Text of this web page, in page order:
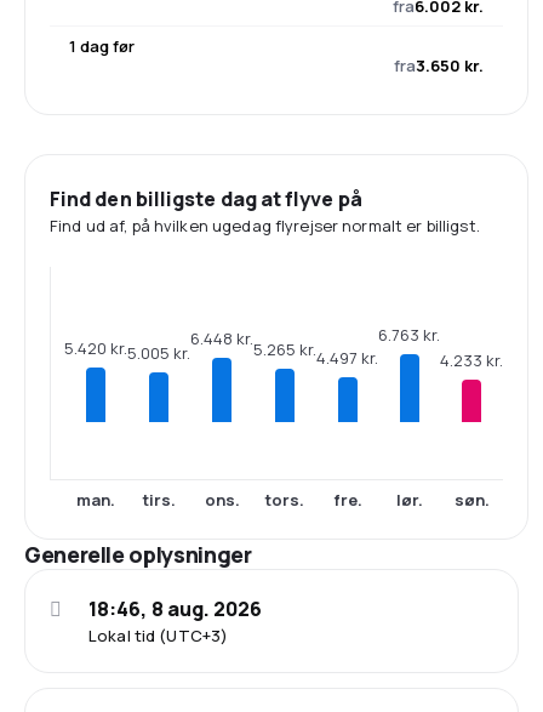
fra6.002 kr.
1 dag før
fra3.650 kr.
Find den billigste dag at flyve på
Find ud af, på hvilken ugedag flyrejser normalt er billigst.
5.420 kr.
man.
5.005 kr.
tirs.
6.448 kr.
ons.
5.265 kr.
tors.
4.497 kr.
fre.
6.763 kr.
lør.
4.233 kr.
søn.
Generelle oplysninger
Lokal tid (UTC+3)
18:46, 8 aug. 2026